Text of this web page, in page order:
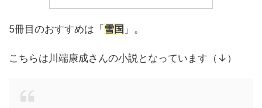
5冊目のおすすめは「 雪国 」。
こちらは川端康成さんの小説となっています（↓）